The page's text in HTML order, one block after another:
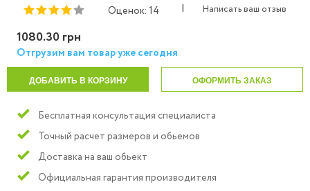
Оценок: 14 | Написать ваш отзыв
1080.30 грн
Отгрузим вам товар уже сегодня
ДОБАВИТЬ В КОРЗИНУ ОФОРМИТЬ ЗАКАЗ
Бесплатная консультация специалиста
Точный расчет размеров и обьемов
Доставка на ваш обьект
Официальная гарантия производителя